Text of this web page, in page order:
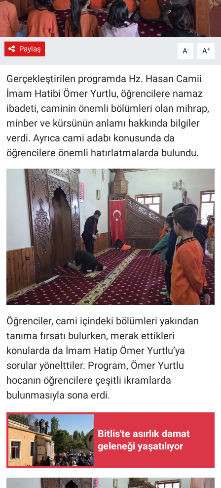
Paylaş A- A+
Gerçekleştirilen programda Hz. Hasan Camii
İmam Hatibi Ömer Yurtlu, öğrencilere namaz
ibadeti, caminin önemli bölümleri olan mihrap,
minber ve kürsünün anlamı hakkında bilgiler
verdi. Ayrıca cami adabı konusunda da
öğrencilere önemli hatırlatmalarda bulundu.
Öğrenciler, cami içindeki bölümleri yakından
tanıma fırsatı bulurken, merak ettikleri
konularda da İmam Hatip Ömer Yurtlu’ya
sorular yönelttiler. Program, Ömer Yurtlu
hocanın öğrencilere çeşitli ikramlarda
bulunmasıyla sona erdi.
Bitlis'te asırlık damat
geleneği yaşatılıyor
Spor
Yerel